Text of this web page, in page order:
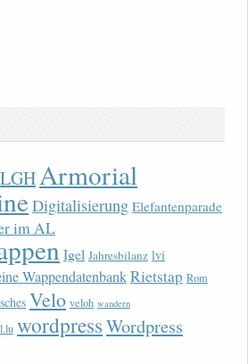
Armorial
Digitalisierung Elefantenparade
im AL
Igel Jahresbilanz lvi
WappendatenbankRietstap Rom
Velo veloh wandern
wordpressWordpress